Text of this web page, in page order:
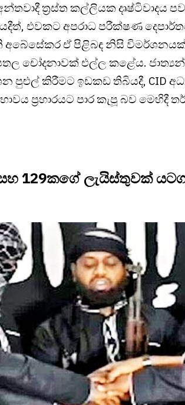
ත්‍රස්ත කල්ලියක දෘෂ්ටිවාදය
එවකට අපරාධ පරීක්ෂණ
අබේසේකර ඒ පිළිබඳ නිසි
චෝදනාවක් එල්ල කළේය.
පුළුල් කිරීමට ඉඩකඩ තිබියදී, CID
ප්‍රහාරයට පාර කැපූ බව මෙහිදී
129කගේ ලැයිස්තුවක්